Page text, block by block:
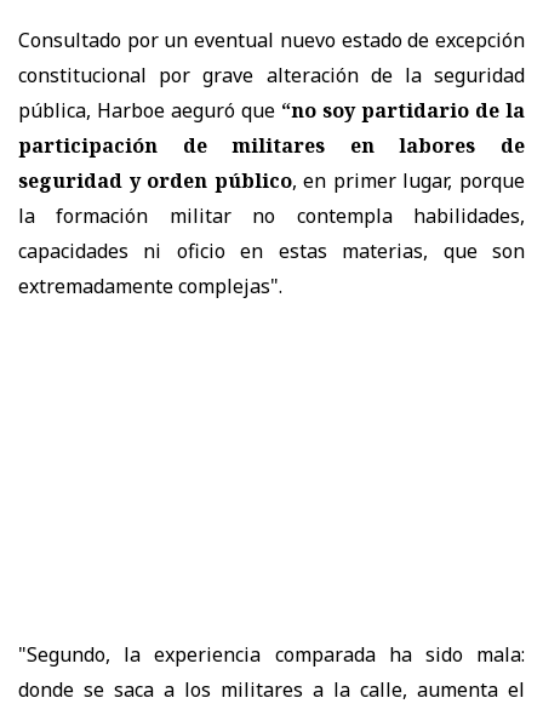
Consultado por un eventual nuevo estado de excepción
constitucional por grave alteración de la seguridad
pública, Harboe aeguró que “no soy partidario de la
participación de militares en labores de
seguridad y orden público, en primer lugar, porque
la formación militar no contempla habilidades,
capacidades ni oficio en estas materias, que son
extremadamente complejas".
"Segundo, la experiencia comparada ha sido mala:
donde se saca a los militares a la calle, aumenta el